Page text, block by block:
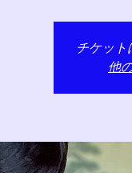
チケット
他